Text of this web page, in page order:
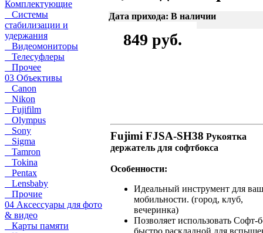
Комплектующие
Системы
стабилизации и
удержания
Видеомониторы
Телесуфлеры
Прочее
03 Объективы
Canon
Nikon
Fujifilm
Olympus
Sony
Sigma
Tamron
Tokina
Pentax
Lensbaby
Прочие
04 Аксессуары для фото
& видео
Карты памяти
Дата прихода: В наличии
849 руб.
Fujimi FJSA-SH38 Рукоятка
держатель для софтбокса
Особенности:
Идеальный инструмент для
мобильности. (город, клуб,
вечеринка)
Позволяет использовать Софт-
быстро раскладной для